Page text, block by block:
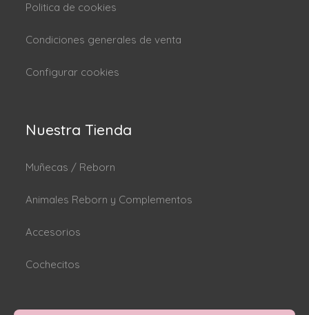
Politica de cookies
Condiciones generales de venta
Configurar cookies
Nuestra Tienda
Muñecas / Reborn
Animales Reborn y Complementos
Accesorios
Cochecitos